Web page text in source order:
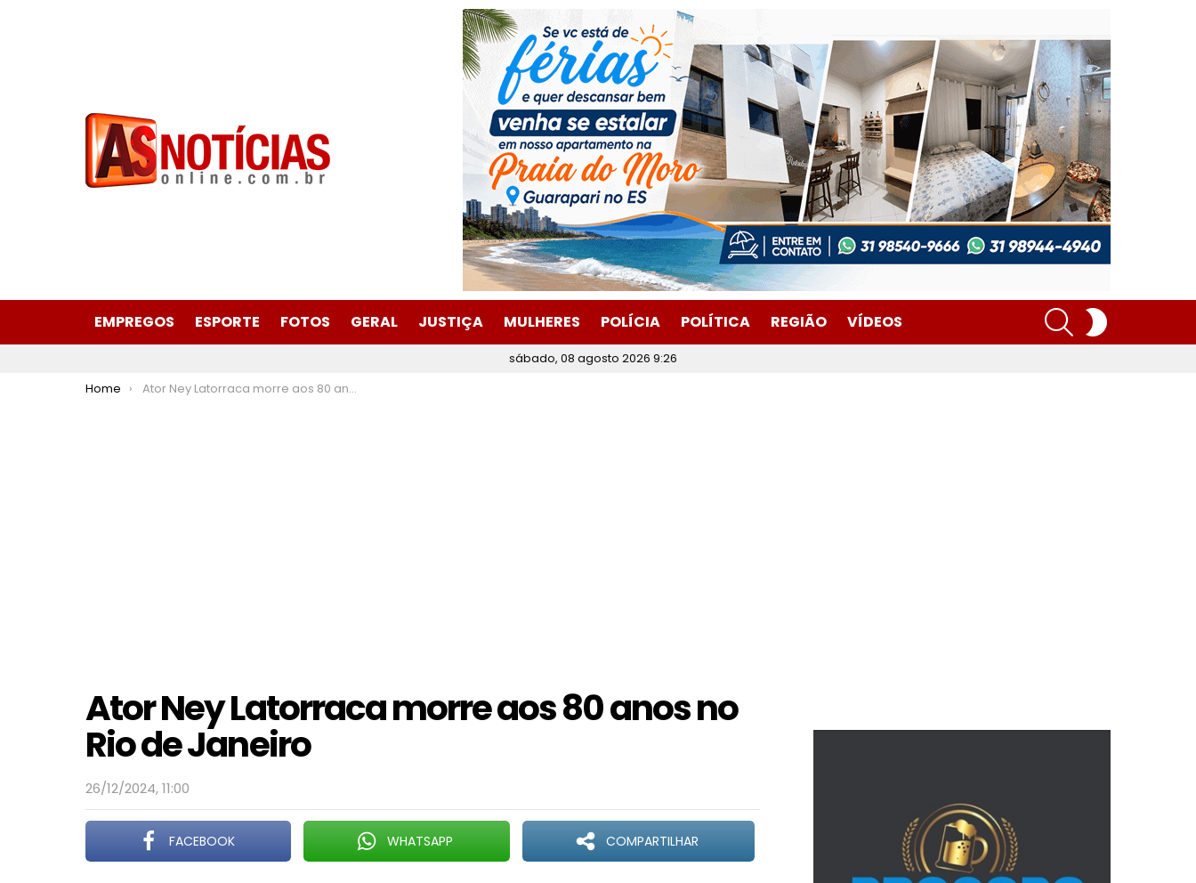
EMPREGOS ESPORTE FOTOS GERAL JUSTIÇA MULHERES POLÍCIA POLÍTICA REGIÃO VÍDEOS
SEARCH
sábado, 08 agosto 2026 9:26
You are here:
Home Ator Ney Latorraca morre aos 80 anos no Rio de Janeiro
Ator Ney Latorraca morre aos 80 anos no
Rio de Janeiro
26/12/2024, 11:00
FACEBOOK WHATSAPP COMPARTILHAR